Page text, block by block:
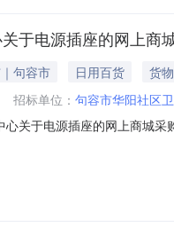
于电源插座的网上商
句容市 日用百货
货物
招标单位： 句容市华阳社区
心关于电源插座的网上商城
名称:江苏省镇江市句容市